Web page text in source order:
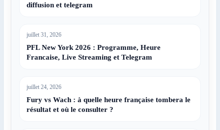
diffusion et telegram
juillet 31, 2026
PFL New York 2026 : Programme, Heure
Francaise, Live Streaming et Telegram
juillet 24, 2026
Fury vs Wach : à quelle heure française tombera le
résultat et où le consulter ?